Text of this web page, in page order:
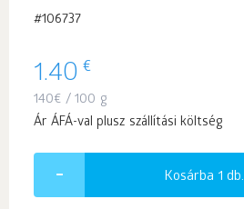
#106737
1.40 €
140€ / 100 g
Ár ÁFÁ-val plusz szállítási költség
Kosárba 1 db.